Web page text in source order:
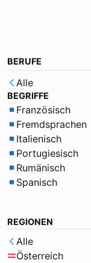
BERUFE
Alle
BEGRIFFE
Französisch
Fremdsprachen
Italienisch
Portugiesisch
Rumänisch
Spanisch
REGIONEN
Alle
Österreich